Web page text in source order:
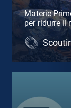
Materie
per ridurre il